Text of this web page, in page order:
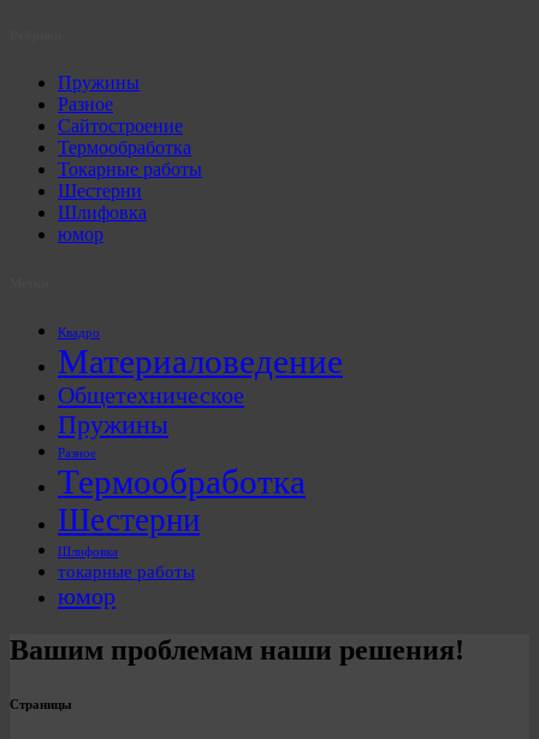
Пружины
Разное
Сайтостроение
Термообработка
Токарные работы
Шестерни
Шлифовка
юмор
Квадро
Материаловедение
Общетехническое
Пружины
Разное
Термообработка
Шестерни
Шлифовка
токарные работы
юмор
Вашим проблемам наши решения!
Страницы